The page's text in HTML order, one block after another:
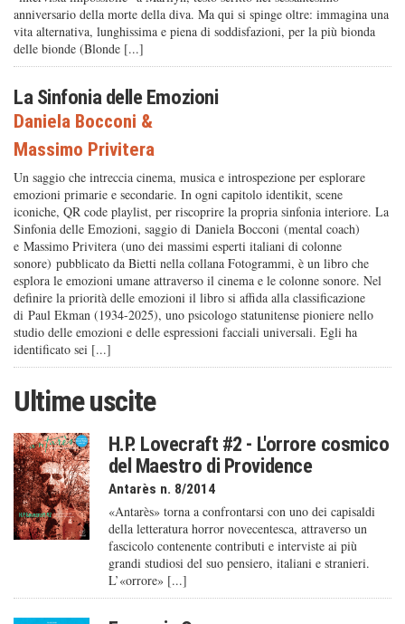
anniversario della morte della diva. Ma qui si spinge oltre: immagina una
vita alternativa, lunghissima e piena di soddisfazioni, per la più bionda
delle bionde (Blonde [...]
La Sinfonia delle Emozioni
Daniela Bocconi &
Massimo Privitera
Un saggio che intreccia cinema, musica e introspezione per esplorare
emozioni primarie e secondarie. In ogni capitolo identikit, scene
iconiche, QR code playlist, per riscoprire la propria sinfonia interiore. La
Sinfonia delle Emozioni, saggio di Daniela Bocconi (mental coach)
e Massimo Privitera (uno dei massimi esperti italiani di colonne
sonore) pubblicato da Bietti nella collana Fotogrammi, è un libro che
esplora le emozioni umane attraverso il cinema e le colonne sonore. Nel
definire la priorità delle emozioni il libro si affida alla classificazione
di Paul Ekman (1934-2025), uno psicologo statunitense pioniere nello
studio delle emozioni e delle espressioni facciali universali. Egli ha
identificato sei [...]
Ultime uscite
H.P. Lovecraft #2 - L'orrore cosmico
del Maestro di Providence
Antarès n. 8/2014
«Antarès» torna a confrontarsi con uno dei capisaldi
della letteratura horror novecentesca, attraverso un
fascicolo contenente contributi e interviste ai più
grandi studiosi del suo pensiero, italiani e stranieri.
L’«orrore» [...]